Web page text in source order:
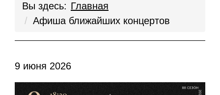
Вы здесь: Главная
Афиша ближайших концертов
9 июня 2026